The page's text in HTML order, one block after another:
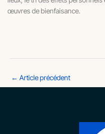
œuvres de bienfaisance.
← Article précédent